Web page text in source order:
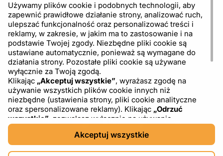
PL USD - US Dollar ($)
Używamy plików cookie i podobnych technologii, aby
zapewnić prawidłowe działanie strony, analizować ruch,
ulepszać funkcjonalność oraz personalizować treści i
reklamy, w zakresie, w jakim ma to zastosowanie i na
podstawie Twojej zgody. Niezbędne pliki cookie są
ustawiane automatycznie, ponieważ są wymagane do
działania strony. Pozostałe pliki cookie są używane
wyłącznie za Twoją zgodą.
Klikając „Akceptuj wszystkie”, wyrażasz zgodę na
używanie wszystkich plików cookie innych niż
niezbędne (ustawienia strony, pliki cookie analityczne
oraz spersonalizowane reklamy). Klikając „Odrzuć
wszystkie” , zezwalasz wyłącznie na używanie
niezbędnych plików cookie. Klikając
, możesz wybrać, które kategorie plików cookie
chcesz zaakceptować lub zablokować. Możesz w
Akceptuj wszystkie